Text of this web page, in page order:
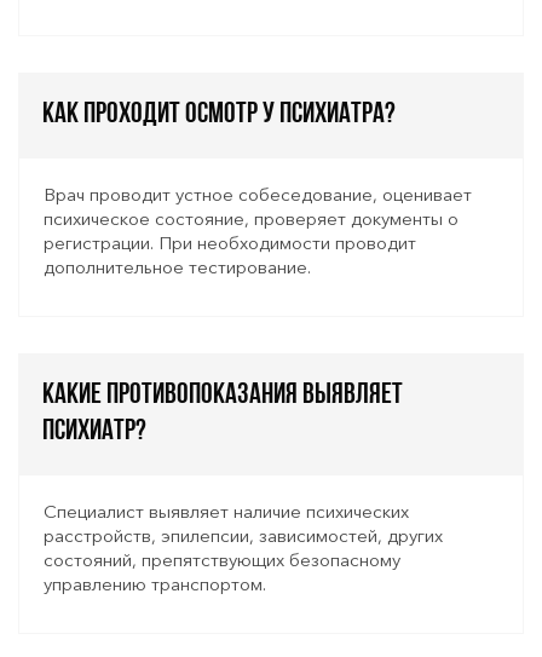
Как проходит осмотр у психиатра?
Врач проводит устное собеседование, оценивает
психическое состояние, проверяет документы о
регистрации. При необходимости проводит
дополнительное тестирование.
Какие противопоказания выявляет
психиатр?
Специалист выявляет наличие психических
расстройств, эпилепсии, зависимостей, других
состояний, препятствующих безопасному
управлению транспортом.